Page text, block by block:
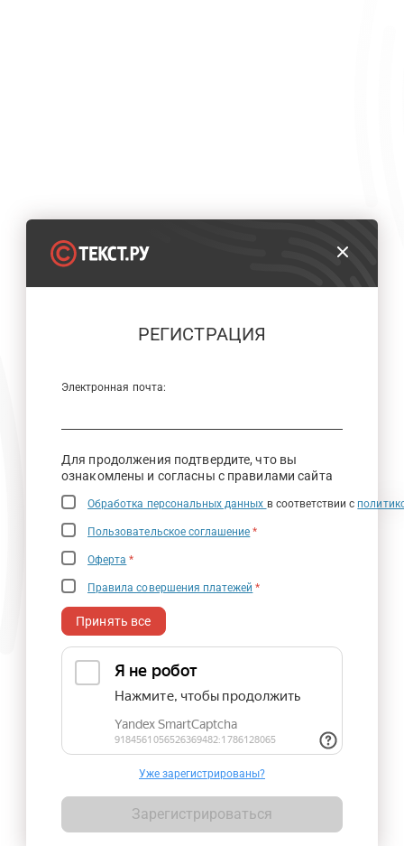
РЕГИСТРАЦИЯ
Электронная почта:
Для продолжения подтвердите, что вы
ознакомлены и согласны с правилами сайта
Обработка персональных данных в соответствии с
Пользовательское соглашение *
Оферта *
Правила совершения платежей *
Принять все
Уже зарегистрированы?
Зарегистрироваться